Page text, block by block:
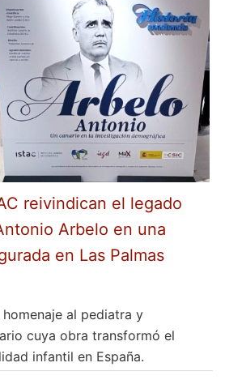
reivindican el legado
Arbelo en una
en Las Palmas
al pediatra y
cuya obra transformó el
infantil en España.